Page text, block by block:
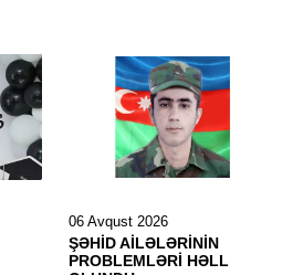
06 Avqust 2026
ŞƏHİD AİLƏLƏRİNİN
PROBLEMLƏRİ HƏLL